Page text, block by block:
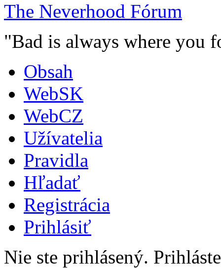
The Neverhood Fórum
"Bad is always where you
Obsah
WebSK
WebCZ
Užívatelia
Pravidla
Hľadať
Registrácia
Prihlásiť
Nie ste prihlásený.